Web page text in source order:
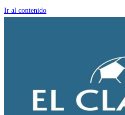
Ir al contenido